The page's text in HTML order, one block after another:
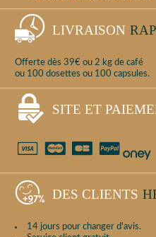
LIVRAISON
Offerte dès 39€ ou 2 kg de café
ou 100 dosettes ou 100 capsules.
SITE ET
DES CLIENTS
14 jours pour changer d'avis.